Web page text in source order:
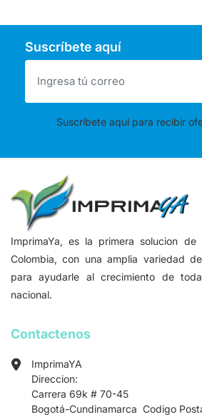
Suscríbete aquí
Suscríbete aquí para recibir
ImprimaYa, es la primera solucion
Colombia, con una amplia variedad
para ayudarle al crecimiento de
nacional.
Contactenos
ImprimaYA
Direccion:
Carrera 69k # 70-45
Bogotá-Cundinamarca Codigo